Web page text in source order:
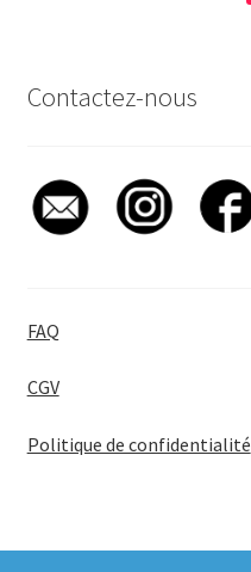
Contactez-nous
FAQ
CGV
Politique de confidentialité